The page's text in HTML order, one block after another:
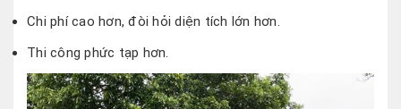
Chi phí cao hơn, đòi hỏi diện tích lớn hơn.
Thi công phức tạp hơn.